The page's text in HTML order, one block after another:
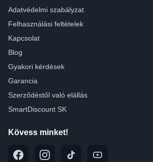
Adatvédelmi szabályzat
Felhasználási feltételek
Kapcsolat
Blog
Gyakori kérdések
Garancia
Szerződéstől való elállás
SmartDiscount SK
Kövess minket!